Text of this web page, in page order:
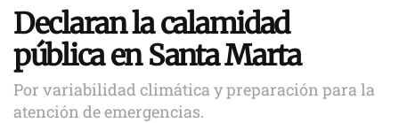
Declaran la calamidad
pública en Santa Marta
Por variabilidad climática y preparación para la
atención de emergencias.